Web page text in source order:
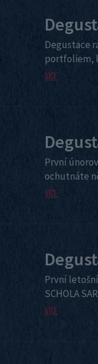
Degustace
portfoliem,
Více
První
ochutnáte
Více
První
SCHOLA
Více